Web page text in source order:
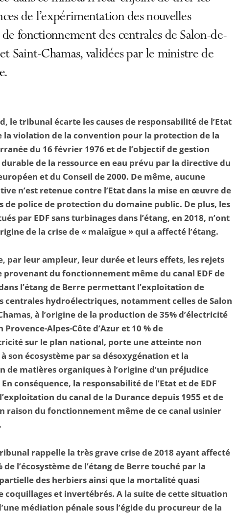
de l’expérimentation des nouvelles
fonctionnement des centrales de Salon-de-
Saint-Chamas, validées par le ministre de
le tribunal écarte les causes de responsabilité de l’Etat
la violation de la convention pour la protection de la
du 16 février 1976 et de l’objectif de gestion
de la ressource en eau prévu par la directive du
et du Conseil de 2000. De même, aucune
n’est retenue contre l’Etat dans la mise en œuvre de
de police de protection du domaine public. De plus, les
par EDF sans turbinages dans l’étang, en 2018, n’ont
de la crise de « malaïgue » qui a affecté l’étang.
par leur ampleur, leur durée et leurs effets, les rejets
provenant du fonctionnement même du canal EDF de
l’étang de Berre permettant l’exploitation de
centrales hydroélectriques, notamment celles de Salon
à l’origine de la production de 35% d’électricité
Provence-Alpes-Côte d’Azur et 10 % de
sur le plan national, porte une atteinte non
son écosystème par sa désoxygénation et la
de matières organiques à l’origine d’un préjudice
conséquence, la responsabilité de l’Etat et de EDF
du canal de la Durance depuis 1955 et de
raison du fonctionnement même de ce canal usinier
rappelle la très grave crise de 2018 ayant affecté
de l’écosystème de l’étang de Berre touché par la
des herbiers ainsi que la mortalité quasi
coquillages et invertébrés. A la suite de cette situation
médiation pénale sous l’égide du procureur de la